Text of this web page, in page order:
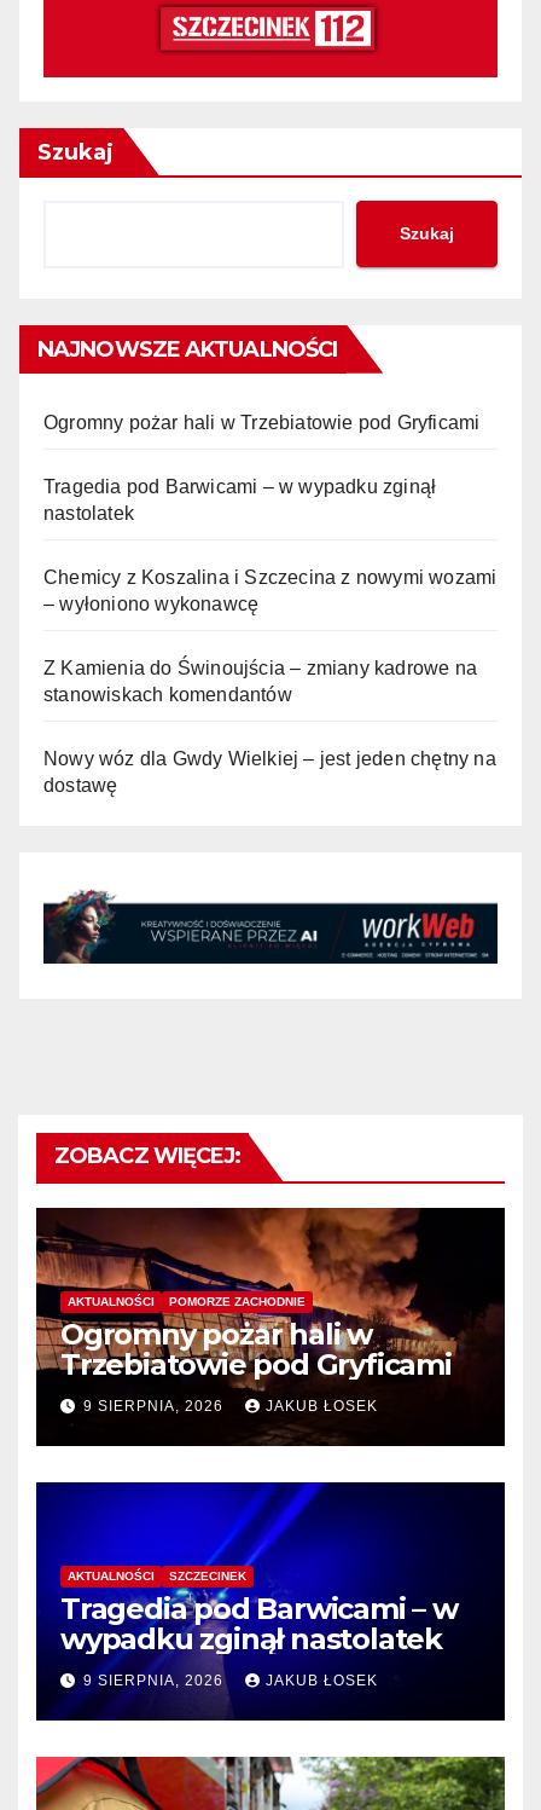
Szukaj
Szukaj
NAJNOWSZE AKTUALNOŚCI
Ogromny pożar hali w Trzebiatowie pod Gryficami
Tragedia pod Barwicami – w wypadku zginął
nastolatek
Chemicy z Koszalina i Szczecina z nowymi wozami
– wyłoniono wykonawcę
Z Kamienia do Świnoujścia – zmiany kadrowe na
stanowiskach komendantów
Nowy wóz dla Gwdy Wielkiej – jest jeden chętny na
dostawę
ZOBACZ WIĘCEJ:
AKTUALNOŚCI POMORZE ZACHODNIE
Ogromny pożar hali w
Trzebiatowie pod Gryficami
9 SIERPNIA, 2026 JAKUB ŁOSEK
AKTUALNOŚCI SZCZECINEK
Tragedia pod Barwicami – w
wypadku zginął nastolatek
9 SIERPNIA, 2026 JAKUB ŁOSEK